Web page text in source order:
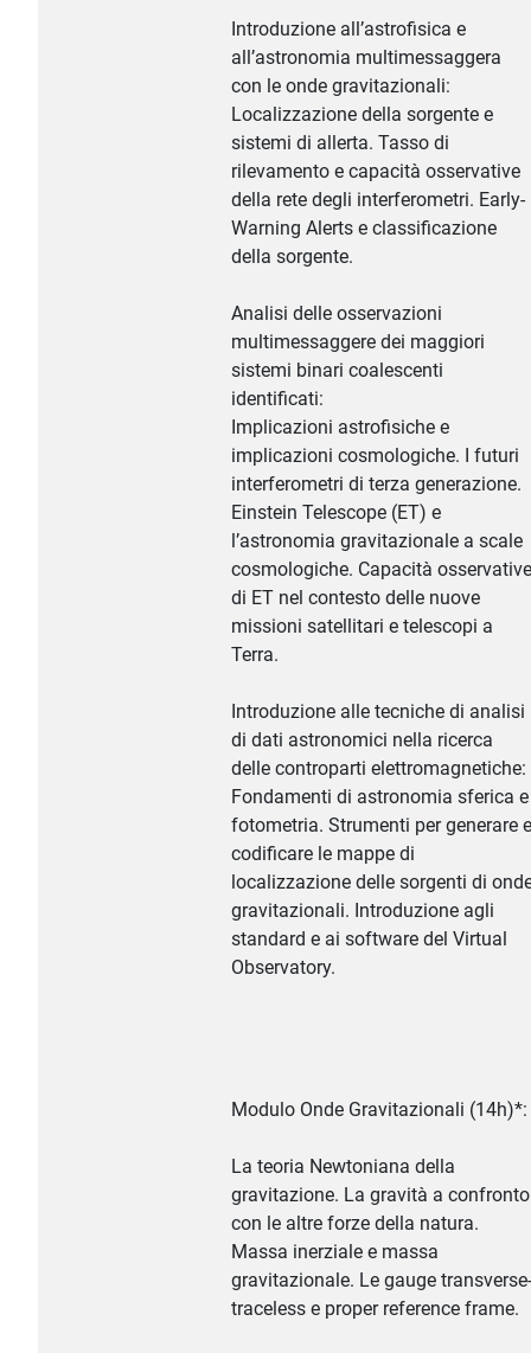
Introduzione all’astrofisica e
all’astronomia multimessaggera
con le onde gravitazionali:
Localizzazione della sorgente e
sistemi di allerta. Tasso di
rilevamento e capacità osservative
della rete degli interferometri. Early-
Warning Alerts e classificazione
della sorgente.
Analisi delle osservazioni
multimessaggere dei maggiori
sistemi binari coalescenti
identificati:
Implicazioni astrofisiche e
implicazioni cosmologiche. I futuri
interferometri di terza generazione.
Einstein Telescope (ET) e
l’astronomia gravitazionale a scale
cosmologiche. Capacità osservative
di ET nel contesto delle nuove
missioni satellitari e telescopi a
Terra.
Introduzione alle tecniche di analisi
di dati astronomici nella ricerca
delle controparti elettromagnetiche:
Fondamenti di astronomia sferica e
fotometria. Strumenti per generare e
codificare le mappe di
localizzazione delle sorgenti di
gravitazionali. Introduzione agli
standard e ai software del Virtual
Observatory.
Modulo Onde Gravitazionali (14h)*:
La teoria Newtoniana della
gravitazione. La gravità a confronto
con le altre forze della natura.
Massa inerziale e massa
gravitazionale. Le gauge transverse-
traceless e proper reference frame.